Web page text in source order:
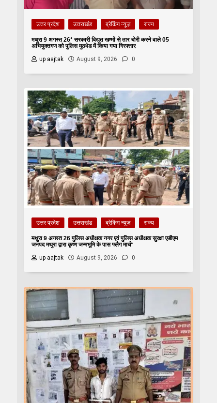
उत्तर प्रदेश उत्तराखंड ब्रेकिंग न्यूज़ राज्य
मथुरा 9 अगस्त 26* सरकारी विद्युत खम्भों से तार चोरी करने वाले 05
अभियुक्तगण को पुलिस मुठभेड में किया गया गिरफ्तार
up aajtak
August 9, 2026 0
उत्तर प्रदेश उत्तराखंड ब्रेकिंग न्यूज़ राज्य
मथुरा 9 अगस्त 26 पुलिस अधीक्षक नगर एवं पुलिस अधीक्षक सुरक्षा एडीएम
जनपद मथुरा द्वारा कृष्ण जन्मभूमि के पास फ्लैग मार्च*
up aajtak
August 9, 2026 0